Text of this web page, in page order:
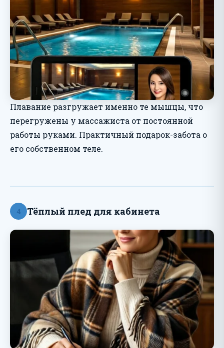
Плавание разгружает именно те мышцы, что
перегружены у массажиста от постоянной
работы руками. Практичный подарок-забота о
его собственном теле.
4 Тёплый плед для кабинета